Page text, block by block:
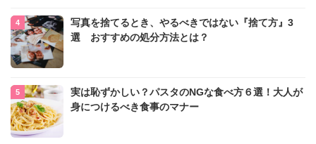
写真を捨てるとき、やるべきではない『捨て方』3
選 おすすめの処分方法とは？
実は恥ずかしい？パスタのNGな食べ方６選！大人が
身につけるべき食事のマナー